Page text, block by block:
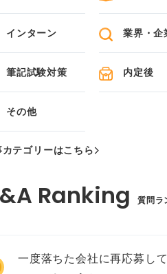
インターン 業界・企
筆記試験対策 内定後
その他
カテゴリーはこちら
質問ラ
一度落ちた会社に再応募し